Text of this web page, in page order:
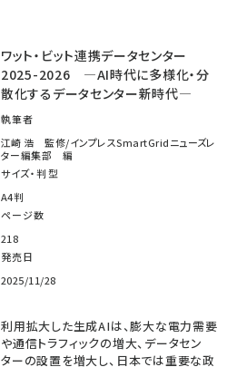
ワット・ビット連携データセンター
2025-2026 ―AI時代に多様化・分
散化するデータセンター新時代―
執筆者
江崎 浩 監修/インプレスSmartGridニューズレ
ター編集部 編
サイズ・判型
A4判
ページ数
218
発売日
2025/11/28
利用拡大した生成AIは、膨大な電力需要
や通信トラフィックの増大、データセン
ターの設置を増大し、日本では重要な政